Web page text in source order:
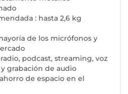
: hasta 2,6 kg
de los micrófonos y
podcast, streaming, voz
grabación de audio
de espacio en el